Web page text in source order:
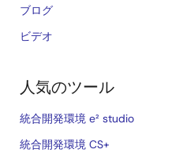
ブログ
ビデオ
人気のツール
統合開発環境 e² studio
統合開発環境 CS+